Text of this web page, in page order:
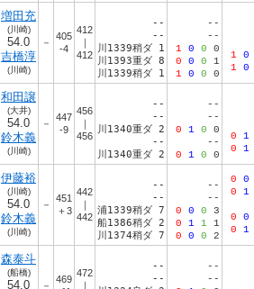
増田充
(川崎)
54.0
吉橋淳
(川崎)
－
405
-4
412
｜
412
--
--
川1339稍ダ 1
川1393重ダ 8
川1339稍ダ 1
--
--
1 0 0 0
0 0 0 1
1 0 0 0
1 0
1 0
和田譲
(大井)
54.0
鈴木義
(川崎)
－
447
-9
456
｜
456
--
--
川1340重ダ 2
--
川1340重ダ 2
--
--
0 1 0 0
--
0 1 0 0
0 1
0 1
伊藤裕
(川崎)
54.0
鈴木義
(川崎)
－
451
＋3
442
｜
442
--
--
浦1339稍ダ 7
船1386稍ダ 2
川1374稍ダ 7
--
--
0 0 0 3
0 1 1 1
0 0 0 2
0 0
0 1
0 0
0 1
森泰斗
(船橋)
54.0 －
469
472
｜
--
--
--
--